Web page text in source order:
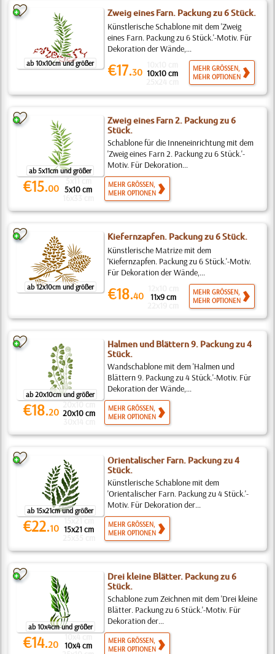
ab 10x10cm und größer
Zweig eines Farn. Packung zu 6 Stück.
Künstlerische Schablone mit dem 'Zweig
eines Farn. Packung zu 6 Stück.'-Motiv. Für
Dekoration der Wände,...
€17.30 10x10 cm
MEHR GRÖSSEN,
MEHR OPTIONEN
ab 5x11cm und größer
Zweig eines Farn 2. Packung zu 6
Stück.
Schablone für die Inneneinrichtung mit dem
'Zweig eines Farn 2. Packung zu 6 Stück.'-
Motiv. Für Dekoration...
€15.00
5x11 cm
5x10 cm
MEHR GRÖSSEN,
MEHR OPTIONEN
ab 12x10cm und größer
Kiefernzapfen. Packung zu 6 Stück.
Künstlerische Matrize mit dem
'Kiefernzapfen. Packung zu 6 Stück.'-Motiv.
Für Dekoration der Wände,...
€18.40 11x9 cm
MEHR GRÖSSEN,
MEHR OPTIONEN
ab 20x10cm und größer
Halmen und Blättern 9. Packung zu 4
Stück.
Wandschablone mit dem 'Halmen und
Blättern 9. Packung zu 4 Stück.'-Motiv. Für
Dekoration der Wände,...
€18.20
20x10 cm
20x10 cm
MEHR GRÖSSEN,
MEHR OPTIONEN
ab 15x21cm und größer
Orientalischer Farn. Packung zu 4
Stück.
Künstlerische Schablone mit dem
'Orientalischer Farn. Packung zu 4 Stück.'-
Motiv. Für Dekoration der...
€22.10
15x21 cm
15x21 cm
MEHR GRÖSSEN,
MEHR OPTIONEN
ab 10x4cm und größer
Drei kleine Blätter. Packung zu 6
Stück.
Schablone zum Zeichnen mit dem 'Drei kleine
Blätter. Packung zu 6 Stück.'-Motiv. Für
Dekoration der...
€14.20
10x4 cm
10x4 cm
MEHR GRÖSSEN,
MEHR OPTIONEN